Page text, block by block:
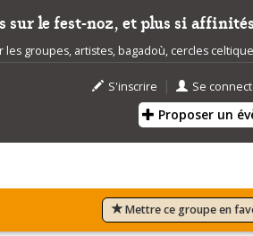
sur le fest-noz, et plus si
groupes, artistes, bagadoù, cercles
S'inscrire | Se
Proposer un
Mettre ce groupe en